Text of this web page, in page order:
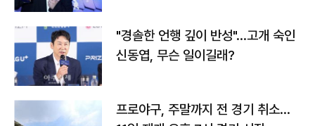
"경솔한 언행 깊이 반성"…고개 숙인
신동엽, 무슨 일이길래?
프로야구, 주말까지 전 경기 취소…